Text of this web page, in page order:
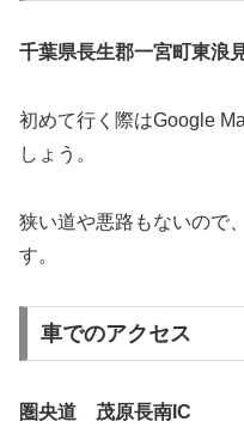
千葉県長生郡一宮町東浪
初めて行く際はGoogle
しょう。
狭い道や悪路もないので
す。
車でのアクセス
圏央道 茂原長南IC